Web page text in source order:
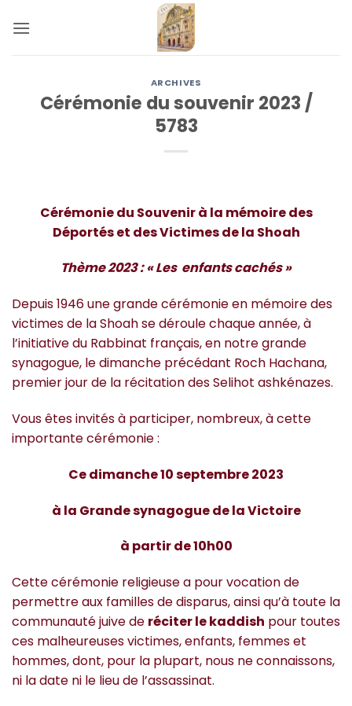
au
ARCHIVES
Cérémonie du souvenir 2023 /
5783
Cérémonie du Souvenirà la mémoire des
Déportés et des Victimes de la Shoah
Thème 2023 : « Les enfants cachés »
Depuis 1946 une grande cérémonie en mémoire des
victimes de la Shoah se déroule chaque année, à
l’initiative du Rabbinat français, en notre grande
synagogue, le dimanche précédant Roch Hachana,
premier jour de la récitation des Selihot ashkénazes.
Vous êtes invités à participer, nombreux, à cette
importante cérémonie :
Ce dimanche 10 septembre 2023
à la Grande synagogue de la Victoire
à partir de 10h00
Cette cérémonie religieuse a pour vocation de
permettre aux familles de disparus, ainsi qu’à toute la
communauté juive de réciter le kaddish pour toutes
ces malheureuses victimes, enfants, femmes et
hommes, dont, pour la plupart, nous ne connaissons,
ni la date ni le lieu de l’assassinat.